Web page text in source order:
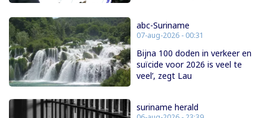
abc-Suriname
07-aug-2026 - 00:31
Bijna 100 doden in verkeer en
suïcide voor 2026 is veel te
veel’, zegt Lau
suriname herald